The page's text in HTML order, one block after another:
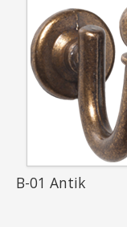
B-01 Antik